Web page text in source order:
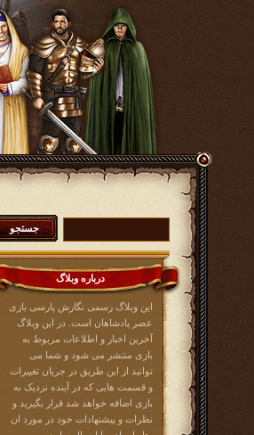
درباره وبلاگ
این وبلاگ رسمی نگارش پارسی بازی
عصر پادشاهان است. در این وبلاگ
آخرین اخبار و اطلاعات مربوط به
بازی منتشر می شود و شما می
توانید از این طریق در جریان تغییرات
و قسمت هایی که در آینده نزدیک به
بازی اضافه خواهد شد قرار بگیرید و
نظرات و پیشنهادات خود در مورد ان